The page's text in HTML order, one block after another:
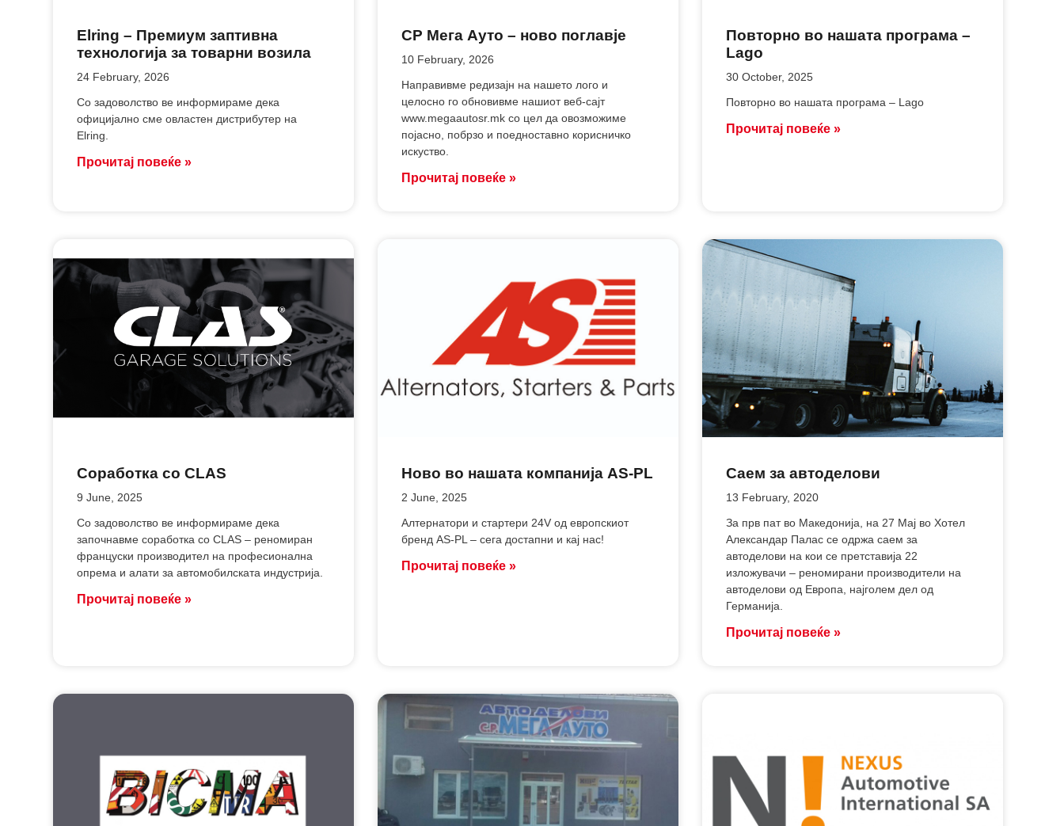
Elring – Премиум заптивна
технологија за товарни возила
24 February, 2026
Со задоволство ве информираме дека
официјално сме овластен дистрибутер на
Elring.
Прочитај повеќе »
СР Мега Ауто – ново поглавје
10 February, 2026
Направивме редизајн на нашето лого и
целосно го обновивме нашиот веб-сајт
www.megaautosr.mk со цел да овозможиме
појасно, побрзо и поедноставно корисничко
искуство.
Прочитај повеќе »
Повторно во нашата програма –
Lago
30 October, 2025
Повторно во нашата програма – Lago
Прочитај повеќе »
Соработка со CLAS
9 June, 2025
Со задоволство ве информираме дека
започнавме соработка со CLAS – реномиран
француски производител на професионална
опрема и алати за автомобилската индустрија.
Прочитај повеќе »
Ново во нашата компанија AS-PL
2 June, 2025
Aлтернатори и стартери 24V од европскиот
бренд AS-PL – сега достапни и кај нас!
Прочитај повеќе »
Саем за автоделови
13 February, 2020
За прв пат во Македонија, на 27 Мај во Хотел
Александар Палас се одржа саем за
автоделови на кои се претставија 22
изложувачи – реномирани производители на
автоделови од Европа, најголем дел од
Германијa.
Прочитај повеќе »